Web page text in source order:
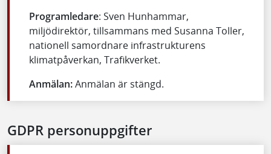
Programledare: Sven Hunhammar,
miljödirektör, tillsammans med Susanna Toller,
nationell samordnare infrastrukturens
klimatpåverkan, Trafikverket.
Anmälan:Anmälan är stängd.
GDPR personuppgifter